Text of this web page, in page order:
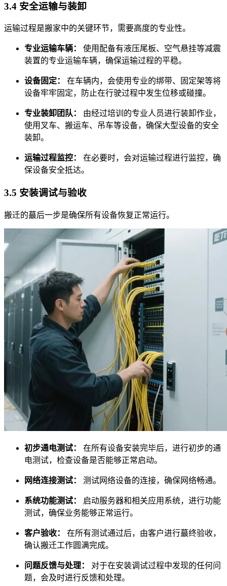
3.4 安全运输与装卸
运输过程是搬家中的关键环节，需要高度的专业性。
专业运输车辆：
使用配备有液压尾板、空气悬挂等减震
装置的专业运输车辆，确保运输过程的平稳。
设备固定：
在车辆内，会使用专业的绑带、固定架等将
设备牢牢固定，防止在行驶过程中发生位移或碰撞。
专业装卸团队：
由经过培训的专业人员进行装卸作业，
使用叉车、搬运车、吊车等设备，确保大型设备的安全
装卸。
运输过程监控：
在必要时，会对运输过程进行监控，确
保设备安全抵达。
3.5 安装调试与验收
搬迁的蕞后一步是确保所有设备恢复正常运行。
初步通电测试：
在所有设备安装完毕后，进行初步的通
电测试，检查设备是否能够正常启动。
网络连接测试： 测试网络设备的连接，确保网络畅通。
系统功能测试：
启动服务器和相关应用系统，进行功能
测试，确保业务能够正常运行。
客户验收：
在所有测试通过后，由客户进行蕞终验收，
确认搬迁工作圆满完成。
问题反馈与处理：
对于在安装调试过程中发现的任何问
题，会及时进行反馈和处理。